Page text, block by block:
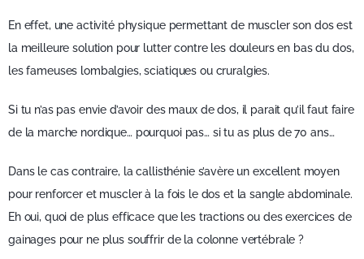
En effet, une activité physique permettant de muscler son dos est
la meilleure solution pour lutter contre les douleurs en bas du dos,
les fameuses lombalgies, sciatiques ou cruralgies.
Si tu n’as pas envie d’avoir des maux de dos, il parait qu’il faut faire
de la marche nordique… pourquoi pas… si tu as plus de 70 ans…
Dans le cas contraire, la callisthénie s’avère un excellent moyen
pour renforcer et muscler à la fois le dos et la sangle abdominale.
Eh oui, quoi de plus efficace que les tractions ou des exercices de
gainages pour ne plus souffrir de la colonne vertébrale ?